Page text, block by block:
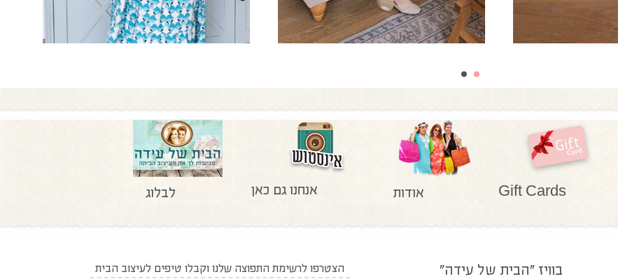
Gift Cards אודות אנחנו גם כאן לבלוג
בוויז "הבית של עידה" הצטרפו לרשימת התפוצה שלנו וקבלו טיפים לעיצוב הבית